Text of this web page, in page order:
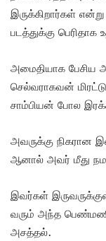
இருக்கிறார்கள்
படத்துக்கு
அமைதியாக பேசிய
செல்வராகவன்
சாம்பியன் போல
அவருக்கு நிகரான
ஆனால் அவர் மீது
இவர்கள்
வரும் அந்த
அசத்தல்.